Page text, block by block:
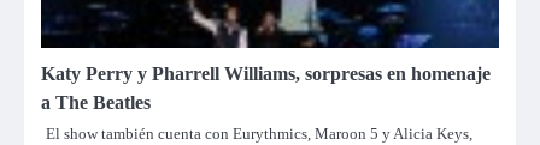
Katy Perry y Pharrell Williams, sorpresas en homenaje
a The Beatles
El show también cuenta con Eurythmics, Maroon 5 y Alicia Keys,